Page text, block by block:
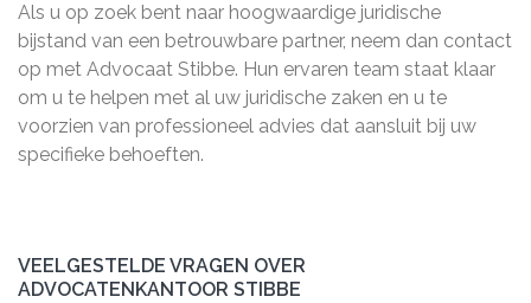
Als u op zoek bent naar hoogwaardige juridische
bijstand van een betrouwbare partner, neem dan contact
op met Advocaat Stibbe. Hun ervaren team staat klaar
om u te helpen met al uw juridische zaken en u te
voorzien van professioneel advies dat aansluit bij uw
specifieke behoeften.
VEELGESTELDE VRAGEN OVER
ADVOCATENKANTOOR STIBBE